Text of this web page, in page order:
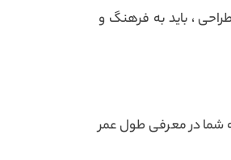
، باید به فرهنگ و
شما در معرفی طول عمر